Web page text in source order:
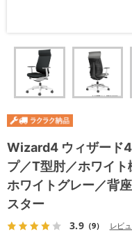
Wizard4 ウィザード
プ／T型肘／ホワイ
ホワイトグレー／背
スター
3.9（9） レビ